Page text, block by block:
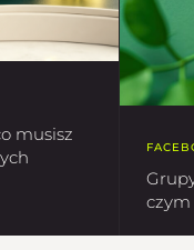
musisz
czym